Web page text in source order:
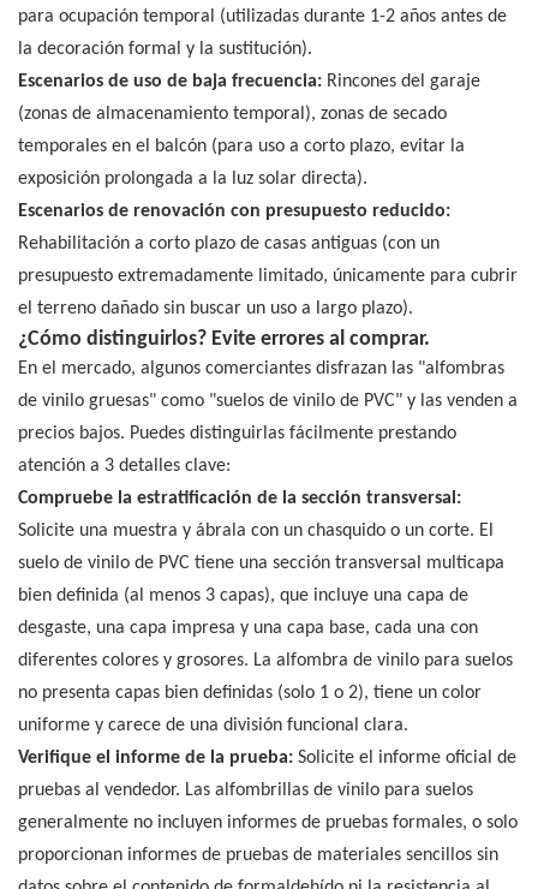
para ocupación temporal (utilizadas durante 1-2 años antes de
la decoración formal y la sustitución).
Escenarios de uso de baja frecuencia: Rincones del garaje
(zonas de almacenamiento temporal), zonas de secado
temporales en el balcón (para uso a corto plazo, evitar la
exposición prolongada a la luz solar directa).
Escenarios de renovación con presupuesto reducido:
Rehabilitación a corto plazo de casas antiguas (con un
presupuesto extremadamente limitado, únicamente para cubrir
el terreno dañado sin buscar un uso a largo plazo).
¿Cómo distinguirlos? Evite errores al comprar.
En el mercado, algunos comerciantes disfrazan las "alfombras
de vinilo gruesas" como "suelos de vinilo de PVC" y las venden a
precios bajos. Puedes distinguirlas fácilmente prestando
atención a 3 detalles clave:
Compruebe la estratificación de la sección transversal:
Solicite una muestra y ábrala con un chasquido o un corte. El
suelo de vinilo de PVC tiene una sección transversal multicapa
bien definida (al menos 3 capas), que incluye una capa de
desgaste, una capa impresa y una capa base, cada una con
diferentes colores y grosores. La alfombra de vinilo para suelos
no presenta capas bien definidas (solo 1 o 2), tiene un color
uniforme y carece de una división funcional clara.
Verifique el informe de la prueba: Solicite el informe oficial de
pruebas al vendedor. Las alfombrillas de vinilo para suelos
generalmente no incluyen informes de pruebas formales, o solo
proporcionan informes de pruebas de materiales sencillos sin